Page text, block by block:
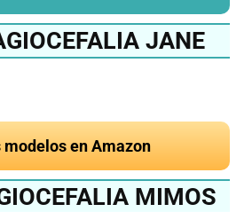
JANE
modelos en Amazon
MIMOS